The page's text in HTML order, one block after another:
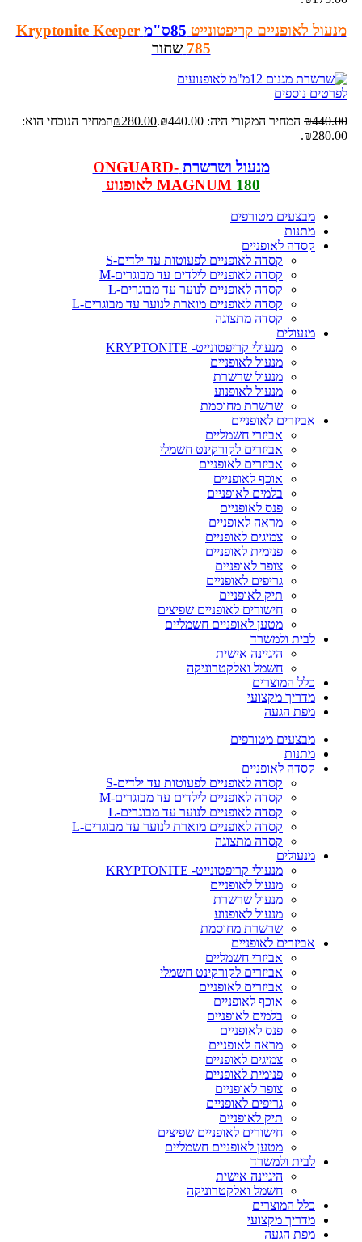
מנעול לאופניים קריפטונייט 85ס"מ
Kryptonite Keeper
785 שחור
לפרטים נוספים
₪440.00 המחיר המקורי היה: ₪440.00. ₪280.00
המחיר הנוכחי הוא:
₪280.00.
מנעול ושרשרת ONGUARD-
MAGNUM 180 לאופנוע
מבצעים מטורפים
מתנות
קסדה לאופניים
קסדה לאופניים לפעוטות עד ילדים-S
קסדה לאופניים לילדים עד מבוגרים-M
קסדה לאופניים לנוער עד מבוגרים-L
קסדה לאופניים מוארת לנוער עד מבוגרים-L
קסדה מתצוגה
מנעולים
מנעולי קריפטונייט- KRYPTONITE
מנעול לאופניים
מנעול שרשרת
מנעול לאופנוע
שרשרת מחוסמת
אביזרים לאופניים
אביזרי חשמליים
אביזרים לקורקינט חשמלי
אביזרים לאופניים
אוכף לאופניים
בלמים לאופניים
פנס לאופניים
מראה לאופניים
צמיגים לאופניים
פנימית לאופניים
צופר לאופניים
גריפים לאופניים
תיק לאופניים
חישורים לאופניים שפיצים
מטען לאופניים חשמליים
לבית ולמשרד
היגיינה אישית
חשמל ואלקטרוניקה
כלל המוצרים
מדריך מקצועי
מפת הגעה
מבצעים מטורפים
מתנות
קסדה לאופניים
קסדה לאופניים לפעוטות עד ילדים-S
קסדה לאופניים לילדים עד מבוגרים-M
קסדה לאופניים לנוער עד מבוגרים-L
קסדה לאופניים מוארת לנוער עד מבוגרים-L
קסדה מתצוגה
מנעולים
מנעולי קריפטונייט- KRYPTONITE
מנעול לאופניים
מנעול שרשרת
מנעול לאופנוע
שרשרת מחוסמת
אביזרים לאופניים
אביזרי חשמליים
אביזרים לקורקינט חשמלי
אביזרים לאופניים
אוכף לאופניים
בלמים לאופניים
פנס לאופניים
מראה לאופניים
צמיגים לאופניים
פנימית לאופניים
צופר לאופניים
גריפים לאופניים
תיק לאופניים
חישורים לאופניים שפיצים
מטען לאופניים חשמליים
לבית ולמשרד
היגיינה אישית
חשמל ואלקטרוניקה
כלל המוצרים
מדריך מקצועי
מפת הגעה